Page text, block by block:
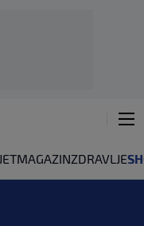
MAGAZINZDRAVLJE